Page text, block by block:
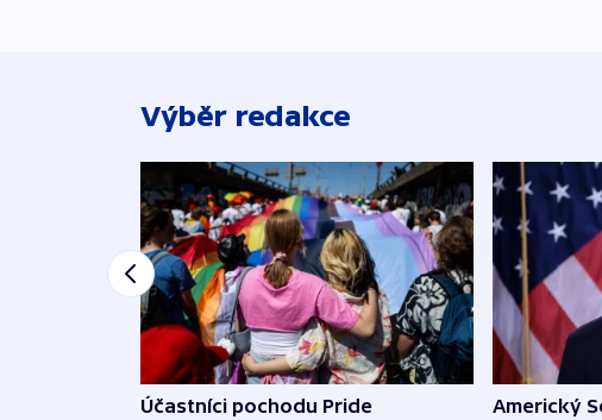
Výběr redakce
Účastníci pochodu Pride
Americký